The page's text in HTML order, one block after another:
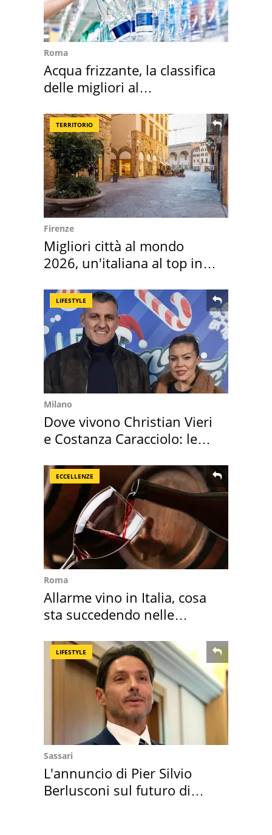
Roma
Acqua frizzante, la classifica
delle migliori al
TERRITORIO
Firenze
Migliori città al mondo
2026, un'italiana al top in
LIFESTYLE
Milano
Dove vivono Christian Vieri
e Costanza Caracciolo: le
ECCELLENZE
Roma
Allarme vino in Italia, cosa
sta succedendo nelle
LIFESTYLE
Sassari
L'annuncio di Pier Silvio
Berlusconi sul futuro di